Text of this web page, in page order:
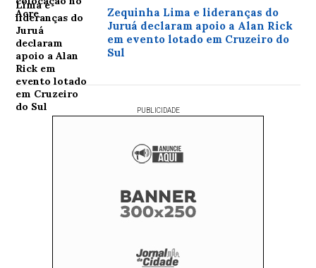
Zequinha Lima e lideranças do
Juruá declaram apoio a Alan Rick
em evento lotado em Cruzeiro do
Sul
PUBLICIDADE